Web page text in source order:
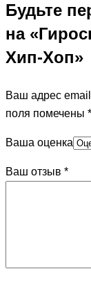
Будьте
на
Хип-Хоп»
Ваш адрес email
поля помечены *
Ваша оценка
Ваш отзыв *